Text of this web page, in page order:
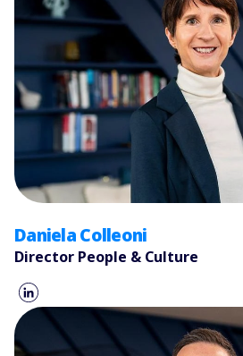
Daniela Colleoni
Director People & Culture​